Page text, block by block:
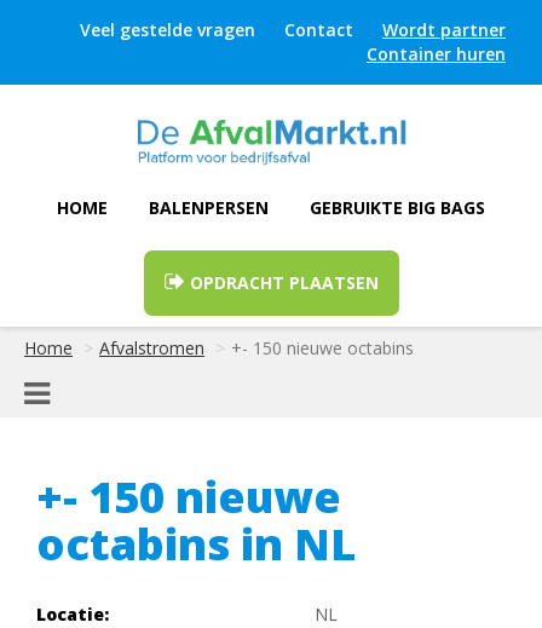
Veel gestelde vragen Contact
Wordt partner
Container huren
HOME BALENPERSEN GEBRUIKTE BIG BAGS
OPDRACHT PLAATSEN
Home Afvalstromen +- 150 nieuwe octabins
+- 150 nieuwe
octabins in NL
Locatie:
NL